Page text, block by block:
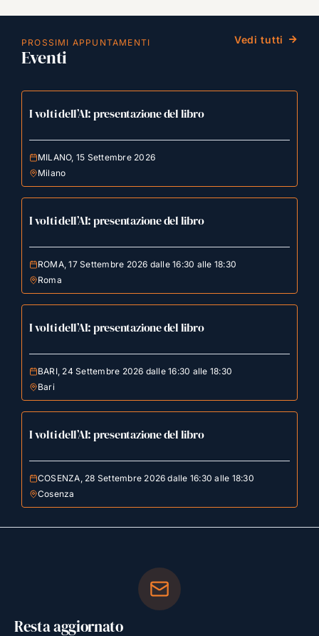
PROSSIMI APPUNTAMENTI
Eventi
Vedi tutti
I volti dell’AI: presentazione del libro
MILANO, 15 Settembre 2026
Milano
I volti dell’AI: presentazione del libro
ROMA, 17 Settembre 2026 dalle 16:30 alle 18:30
Roma
I volti dell’AI: presentazione del libro
BARI, 24 Settembre 2026 dalle 16:30 alle 18:30
Bari
I volti dell’AI: presentazione del libro
COSENZA, 28 Settembre 2026 dalle 16:30 alle 18:30
Cosenza
Resta aggiornato